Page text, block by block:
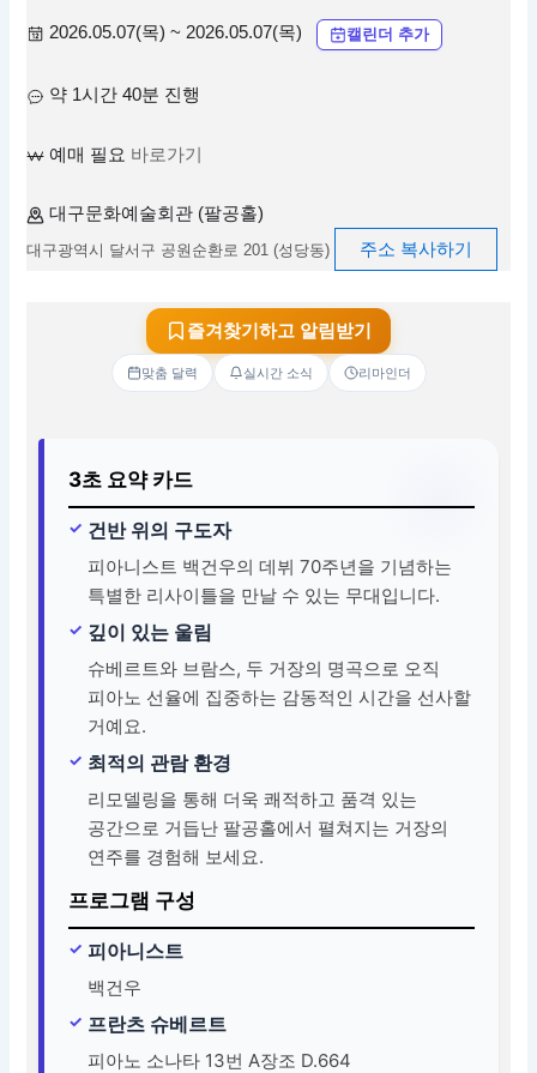
2026.05.07(목) ~ 2026.05.07(목) 캘린더 추가
약 1시간 40분 진행
예매 필요 바로가기
대구문화예술회관 (팔공홀)
대구광역시 달서구 공원순환로 201 (성당동) 주소 복사하기
즐겨찾기하고 알림받기
맞춤 달력 실시간 소식 리마인더
3초 요약 카드
건반 위의 구도자
피아니스트 백건우의 데뷔 70주년을 기념하는
특별한 리사이틀을 만날 수 있는 무대입니다.
깊이 있는 울림
슈베르트와 브람스, 두 거장의 명곡으로 오직
피아노 선율에 집중하는 감동적인 시간을 선사할
거예요.
최적의 관람 환경
리모델링을 통해 더욱 쾌적하고 품격 있는
공간으로 거듭난 팔공홀에서 펼쳐지는 거장의
연주를 경험해 보세요.
프로그램 구성
피아니스트
백건우
프란츠 슈베르트
피아노 소나타 13번 A장조 D.664